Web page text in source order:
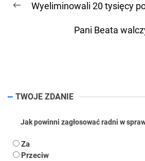
wpisu
Previous
Wyeliminowali 20 tysięcy
Pani Beata
TWOJE ZDANIE
Jak powinni zagłosować radni w
Za
Przeciw